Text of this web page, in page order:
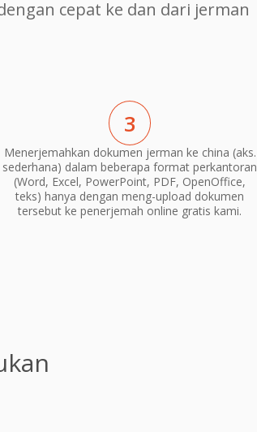
cepat ke dan dari jerman
3
Menerjemahkan dokumen jerman ke china (aks.
sederhana) dalam beberapa format perkantoran
(Word, Excel, PowerPoint, PDF, OpenOffice,
teks) hanya dengan meng-upload dokumen
tersebut ke penerjemah online gratis kami.